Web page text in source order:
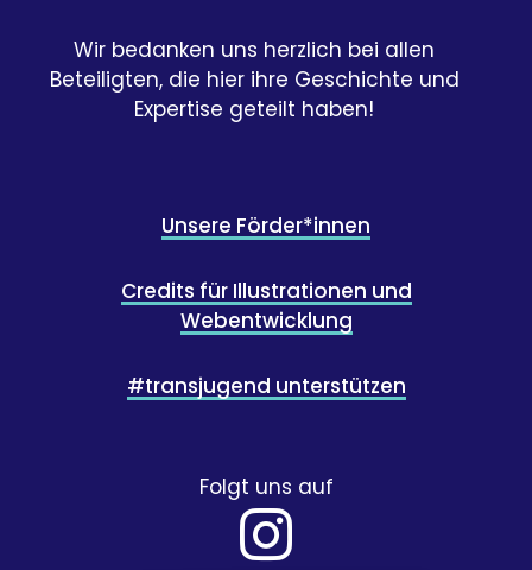
Wir bedanken uns herzlich bei allen
Beteiligten, die hier ihre Geschichte und
Expertise geteilt haben!
Unsere Förder*innen
Credits für Illustrationen und
Webentwicklung
#transjugend unterstützen
Folgt uns auf